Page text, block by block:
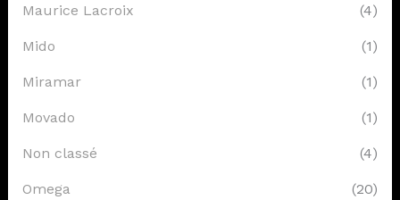
Maurice Lacroix (4)
Mido (1)
Miramar (1)
Movado (1)
Non classé (4)
Omega (20)